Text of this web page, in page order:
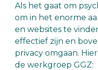
Als het gaat om
om in het enorme
en websites te
effectief zijn en
privacy omgaan.
de werkgroep GGZ: